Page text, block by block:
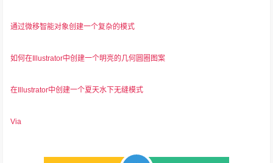
通过微移智能对象创建一个复杂的模式
如何在Illustrator中创建一个明亮的几何圆圈图案
在Illustrator中创建一个夏天水下无缝模式
Via